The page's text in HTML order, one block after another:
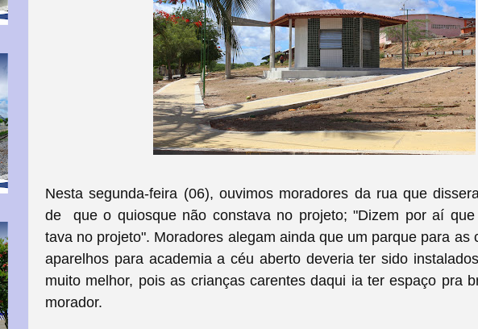
Nesta segunda-feira (06), ouvimos moradores da rua que
de que o quiosque não constava no projeto; "Dizem por aí
tava no projeto". Moradores alegam ainda que um parque para as
aparelhos para academia a céu aberto deveria ter sido
muito melhor, pois as crianças carentes daqui ia ter espaço pra
morador.